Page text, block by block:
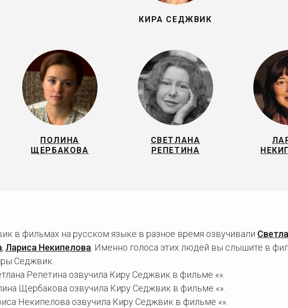
КИРА СЕДЖВИК
ПОЛИНА
ЩЕРБАКОВА
СВЕТЛАНА
РЕПЕТИНА
в фильмах на русском языке в разное время озвучивали
, Лариса Некипелова . Именно голоса этих людей вы слышите в
Седжвик.
Репетина озвучила Киру Седжвик в фильме «».
Щербакова озвучила Киру Седжвик в фильме «».
Некипелова озвучила Киру Седжвик в фильме «».